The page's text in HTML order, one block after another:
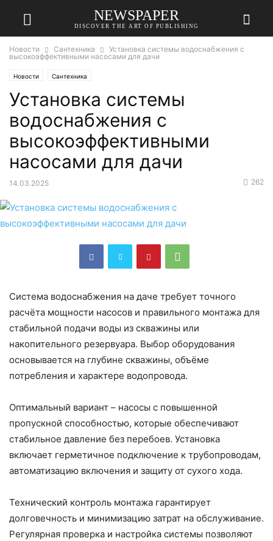
NEWSPAPER
DISCOVER THE ART OF PUBLISHING
Новости Сантехника
Установка системы водоснабжения с
высокоэффективными насосами для дачи
Новости Сантехника
Установка системы
водоснабжения с
высокоэффективными
насосами для дачи
14.03.2025 262
Система водоснабжения на даче требует точного
расчёта мощности насосов и правильного монтажа для
стабильной подачи воды из скважины или
накопительного резервуара. Выбор оборудования
основывается на глубине скважины, объёме
потребления и характере водопровода.
Оптимальный вариант – насосы с повышенной
пропускной способностью, которые обеспечивают
стабильное давление без перебоев. Установка
включает герметичное подключение к трубопроводам,
автоматизацию включения и защиту от сухого хода.
Технический контроль монтажа гарантирует
долговечность и минимизацию затрат на обслуживание.
Регулярная проверка и настройка системы позволяют